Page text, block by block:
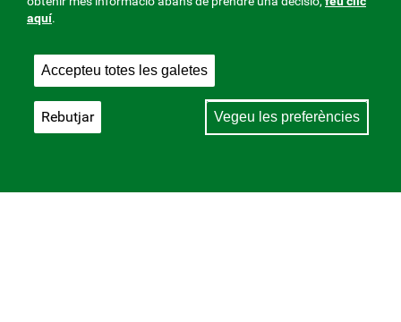
aquí.
Accepteu totes les galetes
Vegeu les preferències
Rebutjar